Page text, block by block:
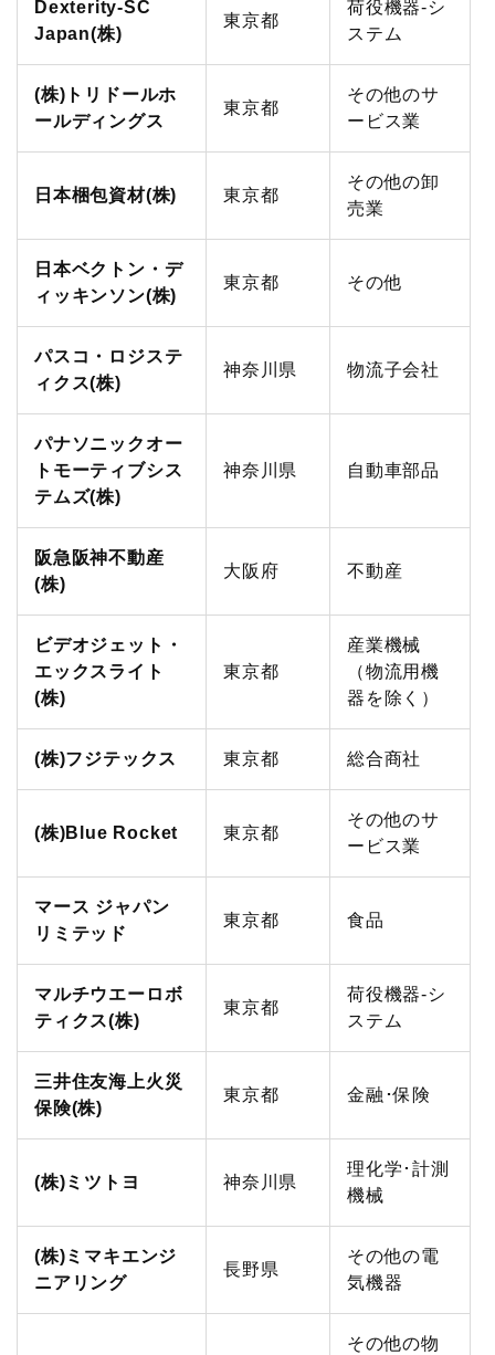
Dexterity-SC
Japan(株)
東京都
荷役機器-シ
ステム
(株)トリドールホ
ールディングス
東京都
その他のサ
ービス業
日本梱包資材(株) 東京都
その他の卸
売業
日本ベクトン・デ
ィッキンソン(株)
東京都 その他
パスコ・ロジステ
ィクス(株)
神奈川県 物流子会社
パナソニックオー
トモーティブシス
テムズ(株)
神奈川県 自動車部品
阪急阪神不動産
(株)
大阪府 不動産
ビデオジェット・
エックスライト
(株)
東京都
産業機械
（物流用機
器を除く）
(株)フジテックス 東京都 総合商社
(株)Blue Rocket 東京都
その他のサ
ービス業
マース ジャパン
リミテッド
東京都 食品
マルチウエーロボ
ティクス(株)
東京都
荷役機器-シ
ステム
三井住友海上火災
保険(株)
東京都 金融･保険
(株)ミツトヨ 神奈川県
理化学･計測
機械
(株)ミマキエンジ
ニアリング
長野県
その他の電
気機器
その他の物